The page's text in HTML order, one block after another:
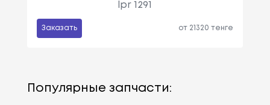
lpr 1291
Заказать от 21320 тенге
Популярные запчасти: